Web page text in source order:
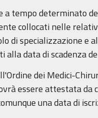
a tempo determinato
collocati nelle
di specializzazione e
alla data di scadenza
dei Medici-
essere attestata
una data di